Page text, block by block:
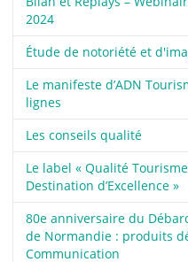
2024
Étude de notoriété et
Le manifeste d’ADN
lignes
Les conseils qualité
Le label « Qualité
Destination d’Excellence »
80e anniversaire du
de Normandie : produits
Communication